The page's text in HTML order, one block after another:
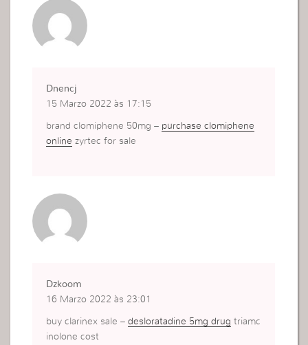
Dnencj
15 Marzo 2022 às 17:15
brand clomiphene 50mg – purchase clomiphene
online zyrtec for sale
Dzkoom
16 Marzo 2022 às 23:01
buy clarinex sale –desloratadine 5mg drug triamc
inolone cost